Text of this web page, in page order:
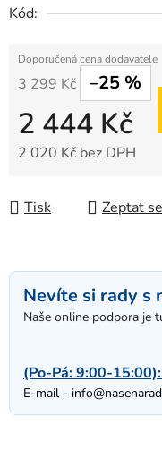
Kód:
3 299 Kč –25 %
2 444 Kč
2 020 Kč bez DPH
Tisk Zeptat se
Nevíte si rady s
Naše online podpora je
(Po-Pá: 9:00-15:00):
E-mail -